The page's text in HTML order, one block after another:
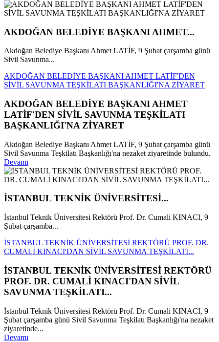
AKDOĞAN BELEDİYE BAŞKANI AHMET...
Akdoğan Belediye Başkanı Ahmet LATİF, 9 Şubat çarşamba günü
Sivil Savunma...
AKDOĞAN BELEDİYE BAŞKANI AHMET LATİF'DEN
SİVİL SAVUNMA TEŞKİLATI BAŞKANLIĞI'NA ZİYARET
AKDOĞAN BELEDİYE BAŞKANI AHMET
LATİF'DEN SİVİL SAVUNMA TEŞKİLATI
BAŞKANLIĞI'NA ZİYARET
Akdoğan Belediye Başkanı Ahmet LATİF, 9 Şubat çarşamba günü
Sivil Savunma Teşkilatı Başkanlığı'na nezaket ziyaretinde bulundu.
Devamı
İSTANBUL TEKNİK ÜNİVERSİTESİ...
İstanbul Teknik Üniversitesi Rektörü Prof. Dr. Cumali KINACI, 9
Şubat çarşamba...
İSTANBUL TEKNİK ÜNİVERSİTESİ REKTÖRÜ PROF. DR.
CUMALİ KINACI'DAN SİVİL SAVUNMA TEŞKİLATI...
İSTANBUL TEKNİK ÜNİVERSİTESİ REKTÖRÜ
PROF. DR. CUMALİ KINACI'DAN SİVİL
SAVUNMA TEŞKİLATI...
İstanbul Teknik Üniversitesi Rektörü Prof. Dr. Cumali KINACI, 9
Şubat çarşamba günü Sivil Savunma Teşkilatı Başkanlığı'na nezaket
ziyaretinde...
Devamı